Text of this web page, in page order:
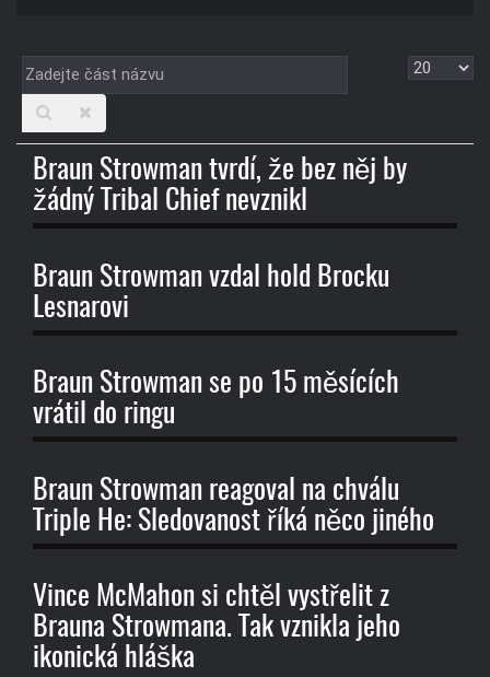
Zadejte
část
názvu
Zobrazit
Braun Strowman tvrdí, že bez něj by
žádný Tribal Chief nevznikl
Braun Strowman vzdal hold Brocku
Lesnarovi
Braun Strowman se po 15 měsících
vrátil do ringu
Braun Strowman reagoval na chválu
Triple He: Sledovanost říká něco jiného
Vince McMahon si chtěl vystřelit z
Brauna Strowmana. Tak vznikla jeho
ikonická hláška